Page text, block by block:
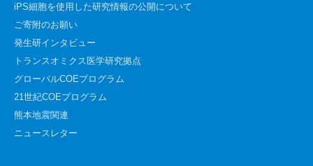
iPS細胞を使用した研究情報の公開について
ご寄附のお願い
発生研インタビュー
トランスオミクス医学研究拠点
グローバルCOEプログラム
21世紀COEプログラム
熊本地震関連
ニュースレター